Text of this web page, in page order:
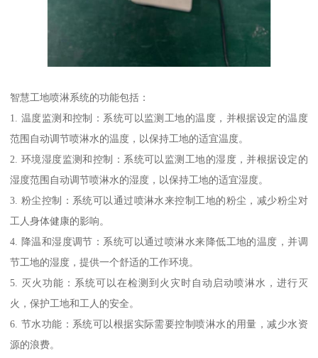
智慧工地喷淋系统的功能包括：
1. 温度监测和控制：系统可以监测工地的温度，并根据设定的温度
范围自动调节喷淋水的温度，以保持工地的适宜温度。
2. 环境湿度监测和控制：系统可以监测工地的湿度，并根据设定的
湿度范围自动调节喷淋水的湿度，以保持工地的适宜湿度。
3. 粉尘控制：系统可以通过喷淋水来控制工地的粉尘，减少粉尘对
工人身体健康的影响。
4. 降温和湿度调节：系统可以通过喷淋水来降低工地的温度，并调
节工地的湿度，提供一个舒适的工作环境。
5. 灭火功能：系统可以在检测到火灾时自动启动喷淋水，进行灭
火，保护工地和工人的安全。
6. 节水功能：系统可以根据实际需要控制喷淋水的用量，减少水资
源的浪费。